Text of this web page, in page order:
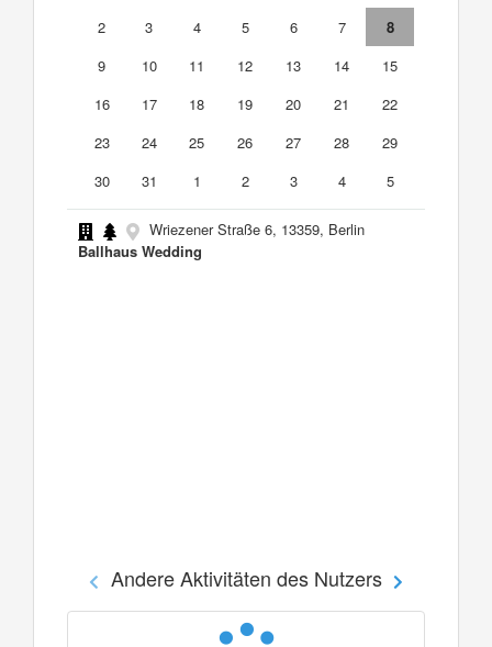
2
3 4 5 6 7
8
9
10 11 12 13 14
15
16
17 18 19 20 21
22
23
24 25 26 27 28
29
30
31 1 2 3 4 5
Wriezener Straße 6, 13359, Berlin
Ballhaus Wedding
Andere Aktivitäten des Nutzers